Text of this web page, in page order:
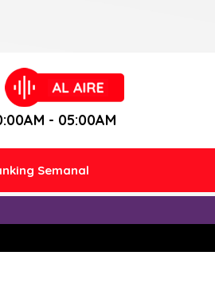
- 05:00AM
Semanal